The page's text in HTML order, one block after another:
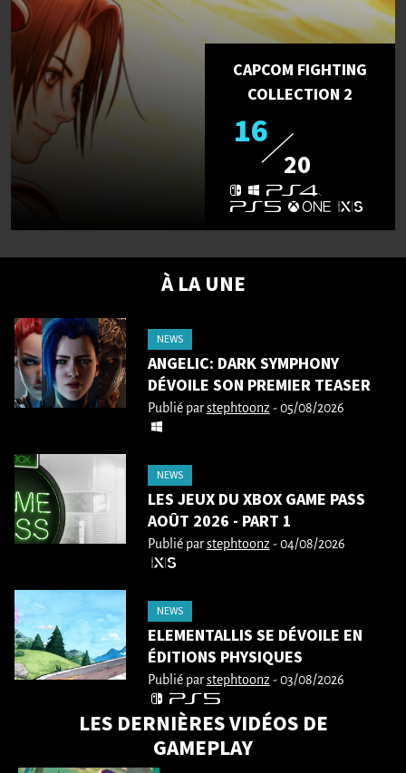
CAPCOM FIGHTING
COLLECTION 2
16
20
À LA UNE
NEWS
ANGELIC: DARK SYMPHONY
DÉVOILE SON PREMIER TEASER
Publié parstephtoonz - 05/08/2026
NEWS
LES JEUX DU XBOX GAME PASS
AOÛT 2026 - PART 1
Publié parstephtoonz - 04/08/2026
NEWS
ELEMENTALLIS SE DÉVOILE EN
ÉDITIONS PHYSIQUES
Publié parstephtoonz - 03/08/2026
LES DERNIÈRES VIDÉOS DE
GAMEPLAY